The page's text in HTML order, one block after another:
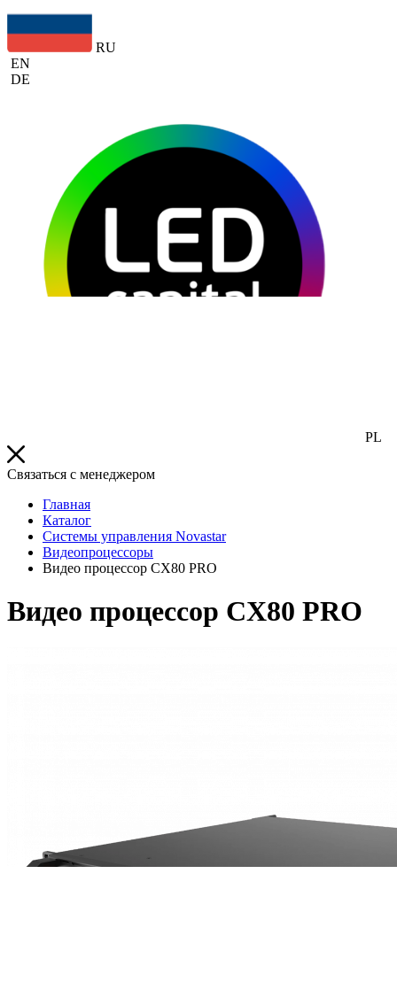
RU
EN
DE
PL
Связаться с менеджером
Главная
Каталог
Системы управления Novastar
Видеопроцессоры
Видео процессор CX80 PRO
Видео процессор CX80 PRO